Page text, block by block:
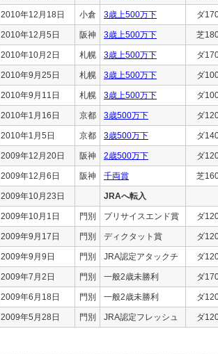
2010年12月18日 小倉 3歳上500万下 ダ
2010年12月5日 阪神 3歳上500万下 芝
2010年10月2日 札幌 3歳上500万下 ダ
2010年9月25日 札幌 3歳上500万下 ダ
2010年9月11日 札幌 3歳上500万下 ダ
2010年1月16日 京都 3歳500万下 ダ
2010年1月5日 京都 3歳500万下 ダ
2009年12月20日 阪神 2歳500万下 ダ
2009年12月6日 阪神 千両賞 芝
2009年10月23日 JRAへ転入
2009年10月1日 門別 プリサイスエンド賞 ダ
2009年9月17日 門別 ディクタット賞 ダ
2009年9月9日 門別 JRA認定アタックチ ダ
2009年7月2日 門別 一般2歳未勝利 ダ
2009年6月18日 門別 一般2歳未勝利 ダ
2009年5月28日 門別 JRA認定フレッシュ ダ